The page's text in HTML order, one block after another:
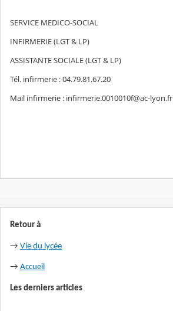
SERVICE MEDICO-SOCIAL
INFIRMERIE (LGT & LP)
ASSISTANTE SOCIALE (LGT & LP)
Tél. infirmerie : 04.79.81.67.20
Mail infirmerie : infirmerie.0010010f@ac-lyon.fr
Retour à
→ Vie du lycée
→ Accueil
Les derniers articles